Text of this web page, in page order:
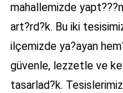
mahallemizde
art?rd?k. Bu iki
ilçemizde ya?ayan
güvenle, lezzetle ve
tasarlad?k.